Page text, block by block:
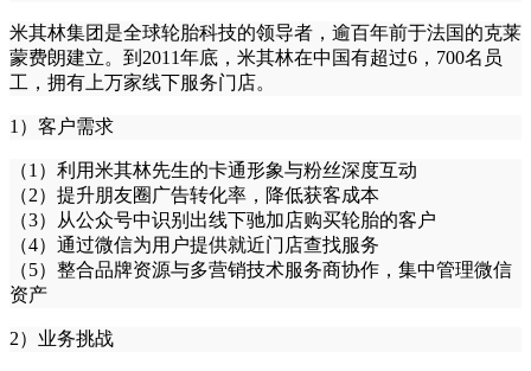
米其林集团是全球轮胎科技的领导者，逾百年前于法国的克莱
蒙费朗建立。到2011年底，米其林在中国有超过6，700名员
工，拥有上万家线下服务门店。
1）客户需求
（1）利用米其林先生的卡通形象与粉丝深度互动
（2）提升朋友圈广告转化率，降低获客成本
（3）从公众号中识别出线下驰加店购买轮胎的客户
（4）通过微信为用户提供就近门店查找服务
（5）整合品牌资源与多营销技术服务商协作，集中管理微信
资产
2）业务挑战